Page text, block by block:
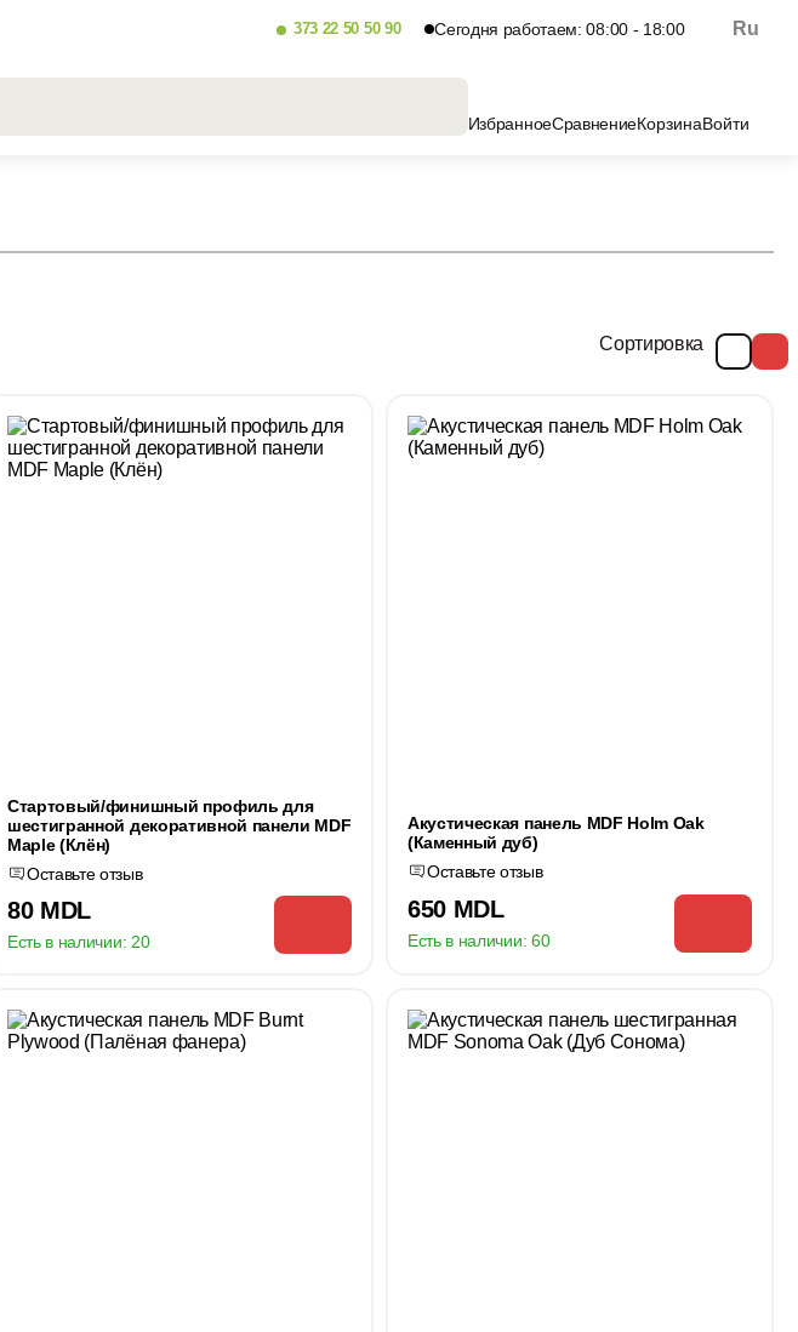
373 22 50 50 90 Сегодня работаем: 08:00 - 18:00 Ru
ИзбранноеСравнениеКорзинаВойти
Сортировка
Стартовый/финишный профиль для
шестигранной декоративной панели MDF
Maple (Клён)
Оставьте отзыв
80 MDL
Есть в наличии: 20
Акустическая панель MDF Holm Oak
(Каменный дуб)
Оставьте отзыв
650 MDL
Есть в наличии: 60